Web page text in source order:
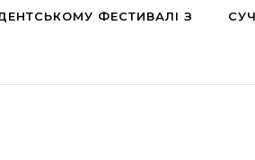
ФЕСТИВАЛІ З